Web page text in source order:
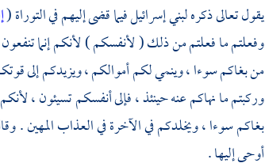
يقول تعالى ذكرهلبني إسرائيلفيما قضى إليهم في التوراة (
وفعلتم ما فعلتم من ذلك ( لأنفسكم ) لأنكم إنما
من بغاكم سوءا ، وينمي لكم أموالكم ، ويزيدكم إلى
وركبتم ما نهاكم عنه حينئذ ، فإلى أنفسكم تسيئون
بغاكم سوءا ، ويخلدكم في الآخرة في العذاب المهين .
أوحى إليها .